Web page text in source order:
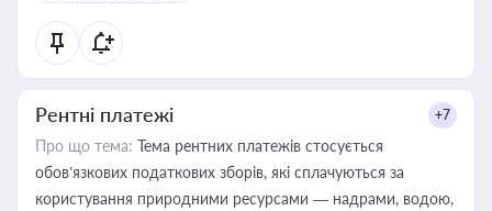
Рентні платежі +7
Про що тема: Тема рентних платежів стосується
обов’язкових податкових зборів, які сплачуються за
користування природними ресурсами — надрами, водою,